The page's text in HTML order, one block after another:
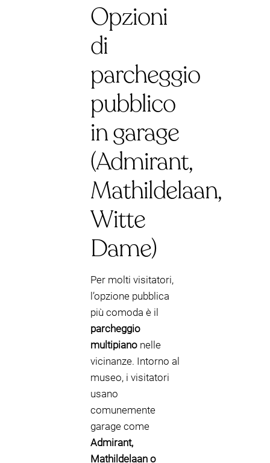
Opzioni
di
parcheggio
pubblico
in garage
(Admirant,
Mathildelaan,
Witte
Dame)
Per molti visitatori,
l’opzione pubblica
più comoda è il
parcheggio
multipiano nelle
vicinanze. Intorno al
museo, i visitatori
usano
comunemente
garage come
Admirant,
Mathildelaan o